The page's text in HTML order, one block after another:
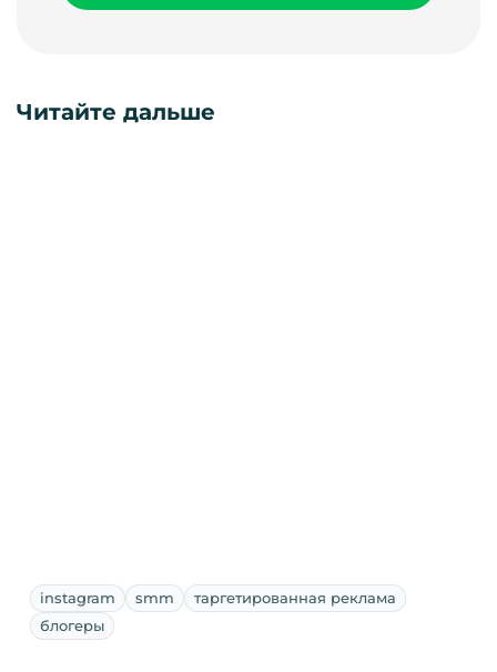
Читайте дальше
instagram smm
таргетированная реклама
блогеры